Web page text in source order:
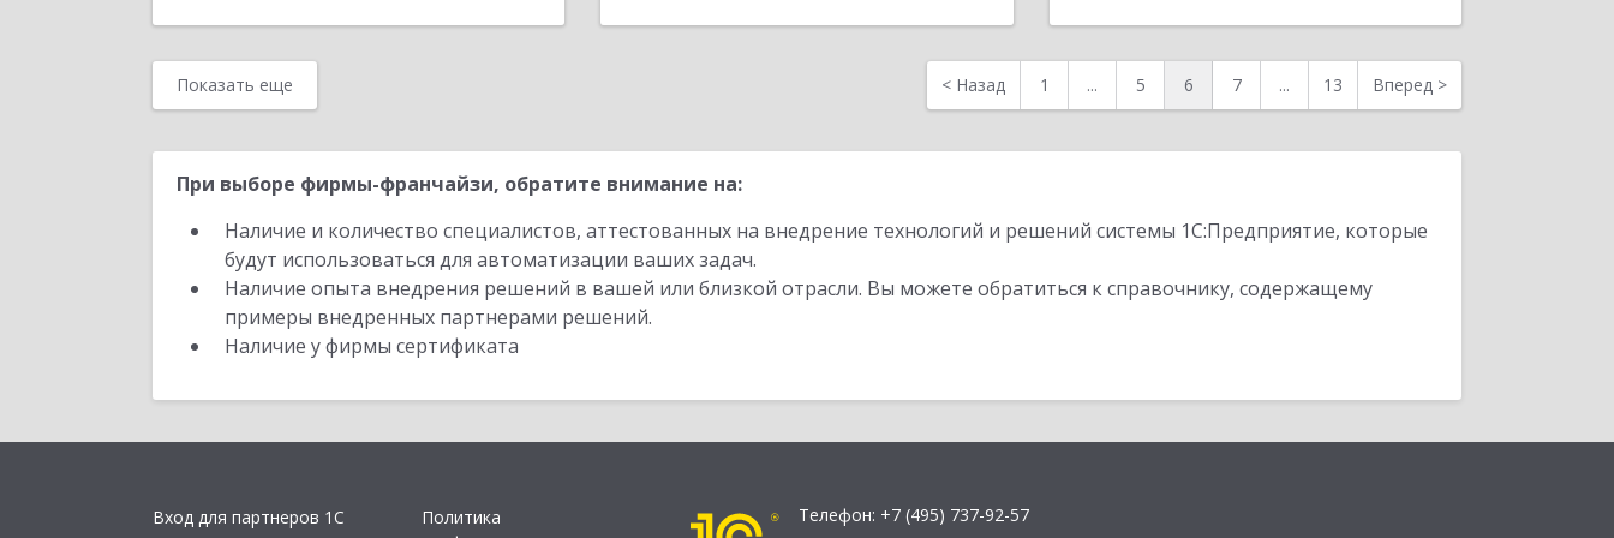
Показать еще < Назад 1 ... 5 6 7 ... 13 Вперед >
При выборе фирмы-франчайзи, обратите внимание на:
Наличие и количество специалистов, аттестованных на внедрение технологий и решений системы 1С:Предприятие, которые
будут использоваться для автоматизации ваших задач.
Наличие опыта внедрения решений в вашей или близкой отрасли. Вы можете обратиться к справочнику, содержащему
примеры внедренных партнерами решений.
Наличие у фирмы сертификата
Вход для партнеров 1С
Политика
Телефон: +7 (495) 737-92-57